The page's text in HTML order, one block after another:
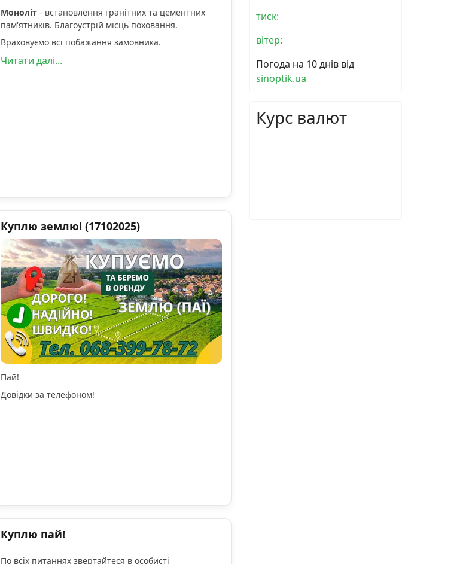
Моноліт- встановлення гранітних та цементних
пам'ятників. Благоустрій місць поховання.
Враховуємо всі побажання замовника.
Читати далі...
Куплю землю! (17102025)
Пай!
Довідки за телефоном!
Куплю пай!
По всіх питаннях звертайтеся в особисті
тиск:
вітер:
Погода на 10 днів від
sinoptik.ua
Курс валют